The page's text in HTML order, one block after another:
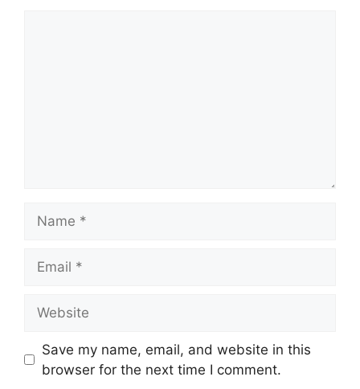
Save my name, email, and website in this
browser for the next time I comment.